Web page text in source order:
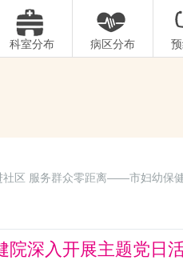
科室分布 病区分布
社区 服务群众零距离——市妇幼保
深入开展主题党日